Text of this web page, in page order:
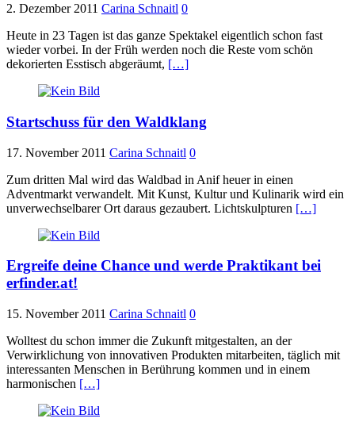
2. Dezember 2011 Carina Schnaitl 0
Heute in 23 Tagen ist das ganze Spektakel eigentlich schon fast
wieder vorbei. In der Früh werden noch die Reste vom schön
dekorierten Esstisch abgeräumt, […]
Startschuss für den Waldklang
17. November 2011 Carina Schnaitl 0
Zum dritten Mal wird das Waldbad in Anif heuer in einen
Adventmarkt verwandelt. Mit Kunst, Kultur und Kulinarik wird ein
unverwechselbarer Ort daraus gezaubert. Lichtskulpturen […]
Ergreife deine Chance und werde Praktikant bei
erfinder.at!
15. November 2011 Carina Schnaitl 0
Wolltest du schon immer die Zukunft mitgestalten, an der
Verwirklichung von innovativen Produkten mitarbeiten, täglich mit
interessanten Menschen in Berührung kommen und in einem
harmonischen […]